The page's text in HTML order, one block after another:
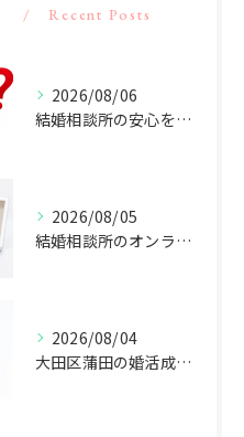
Recent Posts
2026/08/06
結婚相談所の安心を東京都大田区蒲田で叶える選び方と料金相場の実践ガイド
2026/08/05
結婚相談所のオンライン活用で東京都大田区蒲田の出会いを効率化する方法
2026/08/04
大田区蒲田の婚活成功ポイント